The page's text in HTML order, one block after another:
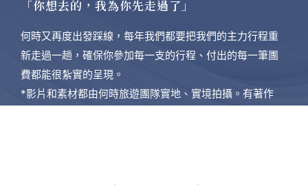
「你想去的，我為你先走過了」
何時又再度出發踩線，每年我們都要把我們的主力行程重
新走過一趟，確保你參加每一支的行程、付出的每一筆團
費都能很紮實的呈現。
*影片和素材都由何時旅遊團隊實地、實境拍攝。有著作